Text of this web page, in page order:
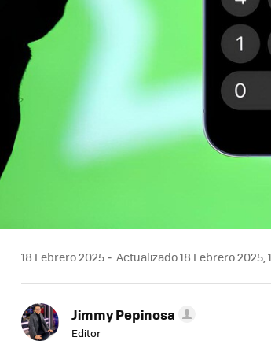
18 Febrero 2025 Actualizado 18 Febrero 2025,
Jimmy Pepinosa
Editor